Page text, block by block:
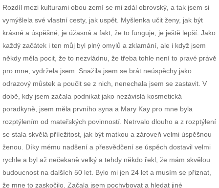
Rozdíl mezi kulturami obou zemí se mi zdál obrovský, a tak jsem si
vymýšlela své vlastní cesty, jak uspět. Myšlenka učit ženy, jak být
krásné a úspěšné, je úžasná a fakt, že to funguje, je ještě lepší. Jako
každý začátek i ten můj byl plný omylů a zklamání, ale i když jsem
někdy měla pocit, že to nezvládnu, že třeba tohle není to pravé právě
pro mne, vydržela jsem. Snažila jsem se brát neúspěchy jako
odrazový můstek a poučit se z nich, nenechala jsem se zastavit. V
době, kdy jsem začala podnikat jako nezávislá kosmetická
poradkyně, jsem měla prvního syna a Mary Kay pro mne byla
rozptýlením od mateřských povinností. Netrvalo dlouho a z rozptýlení
se stala skvělá příležitost, jak být matkou a zároveň velmi úspěšnou
ženou. Díky mému nadšení a přesvědčení se úspěch dostavil velmi
rychle a byl až nečekaně velký a tehdy někdo řekl, že mám skvělou
budoucnost na dalších 50 let. Bylo mi jen 24 let a musím se přiznat,
že mne to zaskočilo. Začala jsem pochybovat a hledat jiné